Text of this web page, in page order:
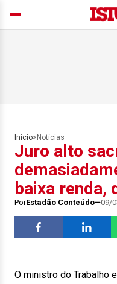
Início> Notícias
Juro alto
baixa renda,
PorEstadão Conteúdo 09/
O ministro do Trabalho